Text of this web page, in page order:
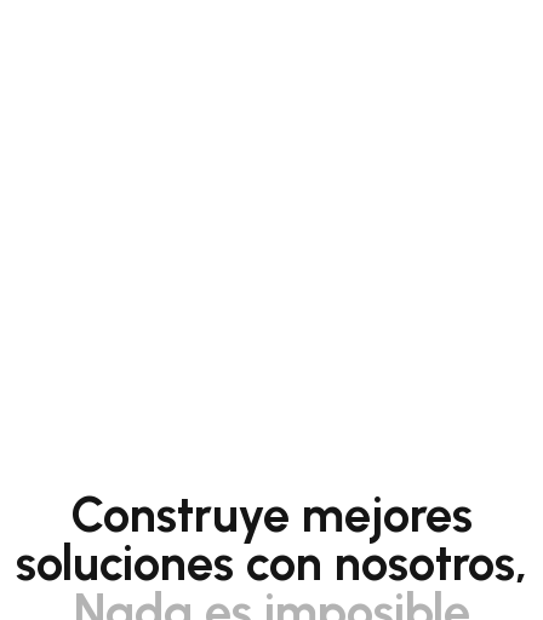
Construye mejores
soluciones con nosotros,